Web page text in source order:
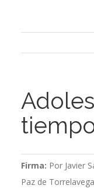
Firma: Por Javier
Paz de